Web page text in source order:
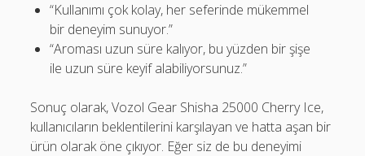
“Kullanımı çok kolay, her seferinde mükemmel
bir deneyim sunuyor.”
“Aroması uzun süre kalıyor, bu yüzden bir şişe
ile uzun süre keyif alabiliyorsunuz.”
Sonuç olarak, Vozol Gear Shisha 25000 Cherry Ice,
kullanıcıların beklentilerini karşılayan ve hatta aşan bir
ürün olarak öne çıkıyor. Eğer siz de bu deneyimi